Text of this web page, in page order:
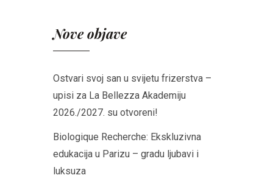
Nove objave
Ostvari svoj san u svijetu frizerstva –
upisi za La Bellezza Akademiju
2026./2027. su otvoreni!
Biologique Recherche: Ekskluzivna
edukacija u Parizu – gradu ljubavi i
luksuza